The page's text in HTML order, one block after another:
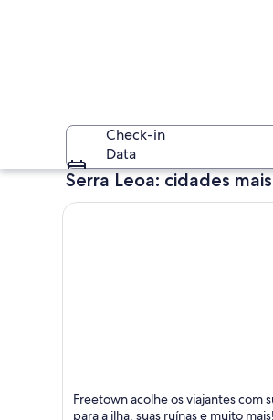
Check-in
Data
Serra Leoa: cidades
Freetown
Praias, Ilhas e Balsas e barcos
Freetown acolhe os viajantes com
para a ilha, suas ruínas e muito mais!